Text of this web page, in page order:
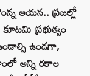
ఆయన.. ప్రజల్లో
ప్రభుత్వం
ఉండగా,
అన్ని రకాల